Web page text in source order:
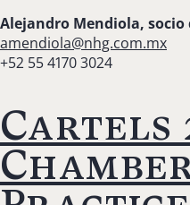
Alejandro Mendiola,
amendiola@nhg.com.mx
+52 55 4170 3024
Cartels